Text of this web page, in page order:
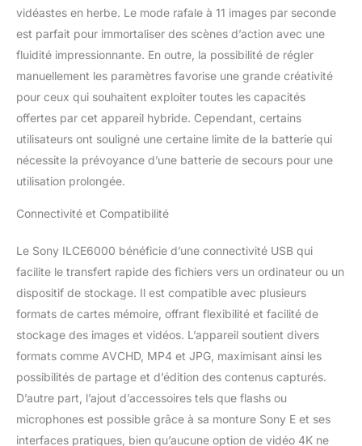
vidéastes en herbe. Le mode rafale à 11 images par seconde
est parfait pour immortaliser des scènes d’action avec une
fluidité impressionnante. En outre, la possibilité de régler
manuellement les paramètres favorise une grande créativité
pour ceux qui souhaitent exploiter toutes les capacités
offertes par cet appareil hybride. Cependant, certains
utilisateurs ont souligné une certaine limite de la batterie qui
nécessite la prévoyance d’une batterie de secours pour une
utilisation prolongée.
Connectivité et Compatibilité
Le Sony ILCE6000 bénéficie d’une connectivité USB qui
facilite le transfert rapide des fichiers vers un ordinateur ou un
dispositif de stockage. Il est compatible avec plusieurs
formats de cartes mémoire, offrant flexibilité et facilité de
stockage des images et vidéos. L’appareil soutient divers
formats comme AVCHD, MP4 et JPG, maximisant ainsi les
possibilités de partage et d’édition des contenus capturés.
D’autre part, l’ajout d’accessoires tels que flashs ou
microphones est possible grâce à sa monture Sony E et ses
interfaces pratiques, bien qu’aucune option de vidéo 4K ne